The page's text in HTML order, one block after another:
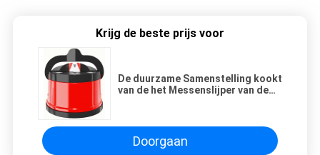
Krijg de beste prijs voor
De duurzame Samenstelling kookt
van de het Messenslijper van de
Doorgaan